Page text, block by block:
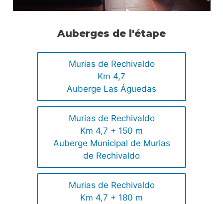
Auberges de l'étape
Murias de Rechivaldo
Km 4,7
Auberge Las Águedas
Murias de Rechivaldo
Km 4,7 + 150 m
Auberge Municipal de Murias
de Rechivaldo
Murias de Rechivaldo
Km 4,7 + 180 m